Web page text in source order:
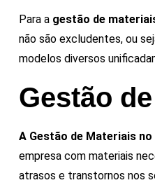
Para a gestão de
não são excludentes, ou
modelos diversos
Gestão
A Gestão de Materiais
empresa com materiais
atrasos e transtornos nos